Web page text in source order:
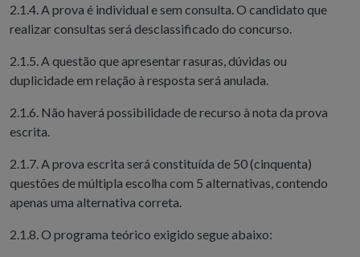
2.1.4. A prova é individual e sem consulta. O candidato que
realizar consultas será desclassificado do concurso.
2.1.5. A questão que apresentar rasuras, dúvidas ou
duplicidade em relação à resposta será anulada.
2.1.6. Não haverá possibilidade de recurso à nota da prova
escrita.
2.1.7. A prova escrita será constituída de 50 (cinquenta)
questões de múltipla escolha com 5 alternativas, contendo
apenas uma alternativa correta.
2.1.8. O programa teórico exigido segue abaixo: